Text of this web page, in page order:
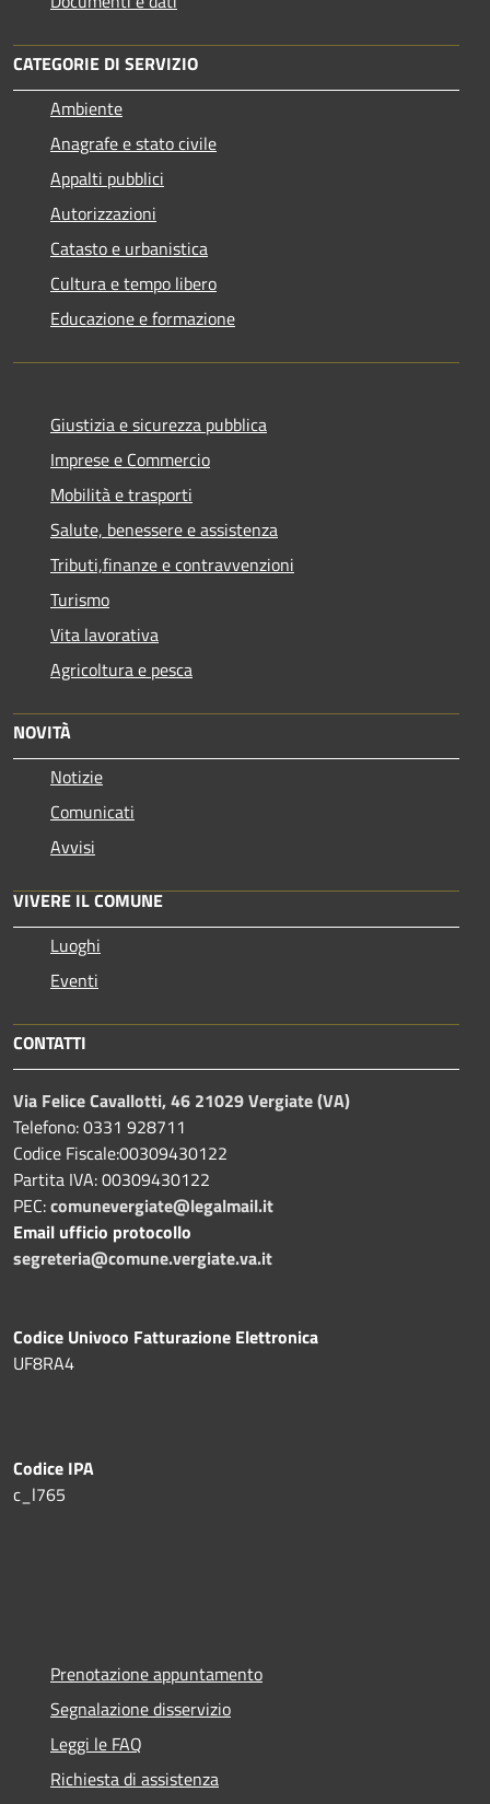
CATEGORIE DI SERVIZIO
Ambiente
Anagrafe e stato civile
Appalti pubblici
Autorizzazioni
Catasto e urbanistica
Cultura e tempo libero
Educazione e formazione
Giustizia e sicurezza pubblica
Imprese e Commercio
Mobilità e trasporti
Salute, benessere e assistenza
Tributi,finanze e contravvenzioni
Turismo
Vita lavorativa
Agricoltura e pesca
NOVITÀ
Notizie
Comunicati
Avvisi
VIVERE IL COMUNE
Luoghi
Eventi
CONTATTI
Via Felice Cavallotti, 46 21029 Vergiate (VA)
Telefono: 0331 928711
Codice Fiscale:00309430122
Partita IVA: 00309430122
PEC:comunevergiate@legalmail.it
Email ufficio protocollo
segreteria@comune.vergiate.va.it
Codice Univoco Fatturazione Elettronica
UF8RA4
Codice IPA
c_l765
Prenotazione appuntamento
Segnalazione disservizio
Leggi le FAQ
Richiesta di assistenza